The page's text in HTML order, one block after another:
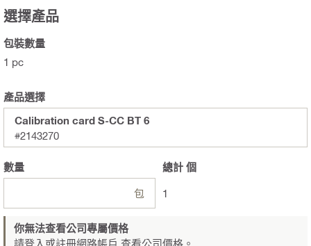
選擇產品
包裝數量
1 pc
產品選擇
Calibration card S-CC BT 6
#2143270
數量
包
總計 個
1
你無法查看公司專屬價格
請登入或註冊網路帳戶 查看公司價格。